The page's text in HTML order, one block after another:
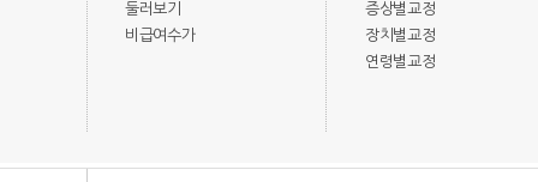
둘러보기
비급여수가
증상별교정
장치별교정
연령별교정